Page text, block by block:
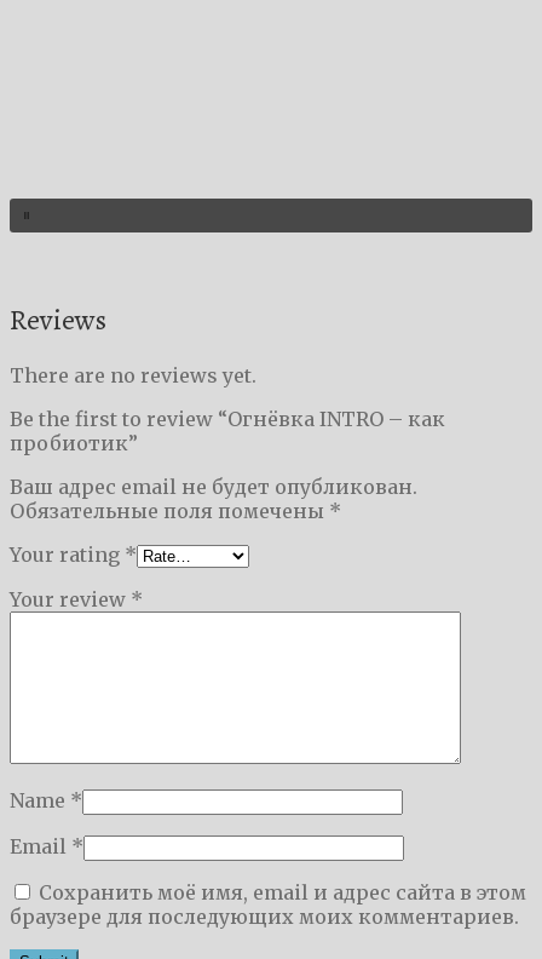
Reviews
There are no reviews yet.
Be the first to review “Огнёвка INTRO – как
пробиотик”
Ваш адрес email не будет опубликован.
Обязательные поля помечены *
Your rating *
Your review *
Name *
Email *
Сохранить моё имя, email и адрес сайта в этом
браузере для последующих моих комментариев.